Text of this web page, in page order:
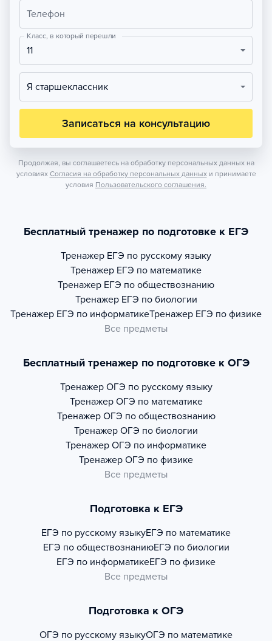
Телефон
Класс, в который перешли
11
Я старшеклассник
Записаться на консультацию
Продолжая, вы соглашаетесь на обработку персональных данных на
условиях Согласия на обработку персональных данных и принимаете
условия Пользовательского соглашения.
Бесплатный тренажер по подготовке к ЕГЭ
Тренажер ЕГЭ по русскому языку
Тренажер ЕГЭ по математике
Тренажер ЕГЭ по обществознанию
Тренажер ЕГЭ по биологии
Тренажер ЕГЭ по информатикеТренажер ЕГЭ по физике
Все предметы
Бесплатный тренажер по подготовке к ОГЭ
Тренажер ОГЭ по русскому языку
Тренажер ОГЭ по математике
Тренажер ОГЭ по обществознанию
Тренажер ОГЭ по биологии
Тренажер ОГЭ по информатике
Тренажер ОГЭ по физике
Все предметы
Подготовка к ЕГЭ
ЕГЭ по русскому языкуЕГЭ по математике
ЕГЭ по обществознаниюЕГЭ по биологии
ЕГЭ по информатикеЕГЭ по физике
Все предметы
Подготовка к ОГЭ
ОГЭ по русскому языкуОГЭ по математике